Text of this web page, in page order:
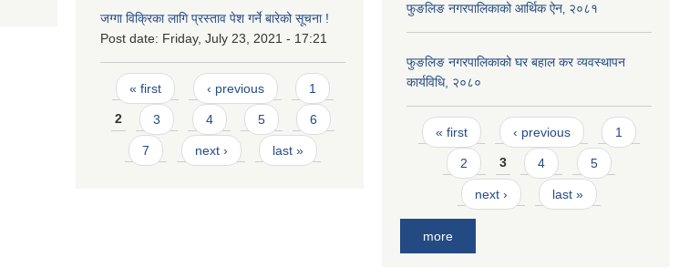
जग्गा विक्रिका लागि प्रस्ताव पेश गर्ने बारेको सूचना !
Post date: Friday, July 23, 2021 - 17:21
Pages
« first ‹ previous 1
2 3 4 5 6
7 next › last »
फुङलिङ नगरपालिकाको आर्थिक ऐन‚ २०८१
फुङलिङ नगरपालिकाको घर बहाल कर व्यवस्थापन
कार्यविधि, २०८०
Pages
« first ‹ previous 1
2 3 4 5
next › last »
more